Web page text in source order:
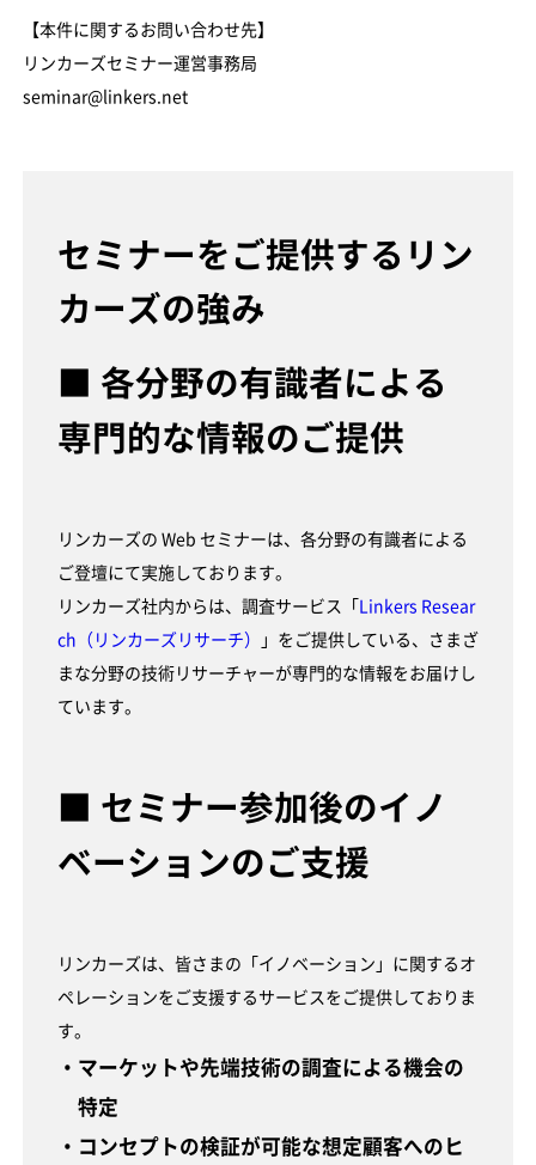
【本件に関するお問い合わせ先】
リンカーズセミナー運営事務局
seminar@linkers.net
セミナーをご提供するリン
カーズの強み
■ 各分野の有識者による
専門的な情報のご提供
リンカーズの Web セミナーは、各分野の有識者による
ご登壇にて実施しております。
リンカーズ社内からは、調査サービス「 Linkers Resear
ch（リンカーズリサーチ）
」をご提供している、さまざ
まな分野の技術リサーチャーが専門的な情報をお届けし
ています。
■ セミナー参加後のイノ
ベーションのご支援
リンカーズは、皆さまの「イノベーション」に関するオ
ペレーションをご支援するサービスをご提供しておりま
す。
・マーケットや先端技術の調査による機会の
特定
・コンセプトの検証が可能な想定顧客へのヒ